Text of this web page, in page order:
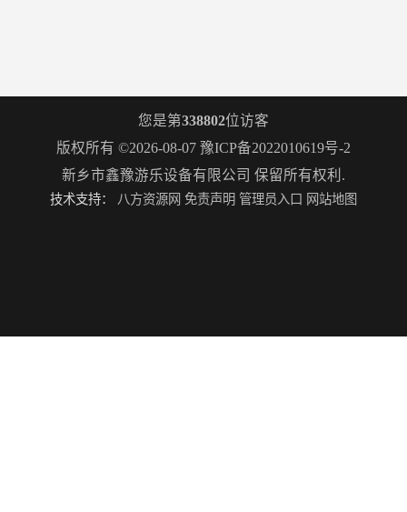
您是第338802位访客
版权所有 ©2026-08-07 豫ICP备2022010619号-2
新乡市鑫豫游乐设备有限公司 保留所有权利.
技术支持： 八方资源网 免责声明 管理员入口 网站地图